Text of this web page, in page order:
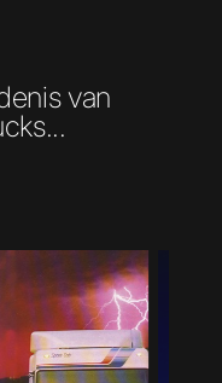
van